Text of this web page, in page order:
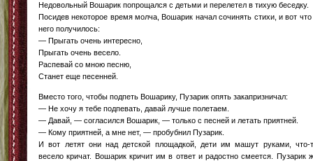
Недовольный Вошарик попрощался с детьми и перелетел в тихую беседку.
Посидев некоторое время молча, Вошарик начал сочинять стихи, и вот что
него получилось:
— Прыгать очень интересно,
Прыгать очень весело.
Распевай со мною песню,
Станет еще песенней.
Вместо того, чтобы подпеть Вошарику, Пузарик опять закапризничал:
— Не хочу я тебе подпевать, давай лучше полетаем.
— Давай, — согласился Вошарик, — только с песней и летать приятней.
— Кому приятней, а мне нет, — пробубнил Пузарик.
И вот летят они над детской площадкой, дети им машут руками, что-
весело кричат. Вошарик кричит им в ответ и радостно смеется. Пузарик